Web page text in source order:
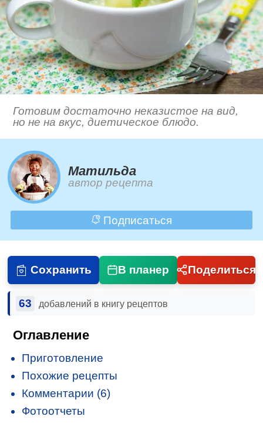
Готовим достаточно неказистое на вид,
но не на вкус, диетическое блюдо.
Матильда
автор рецепта
Подписаться
Сохранить В планер Поделиться
63 добавлений в книгу рецептов
Оглавление
Приготовление
Похожие рецепты
Комментарии (6)
Фотоотчеты